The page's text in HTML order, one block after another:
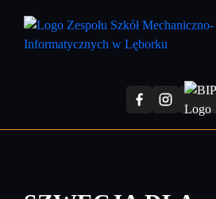
treści